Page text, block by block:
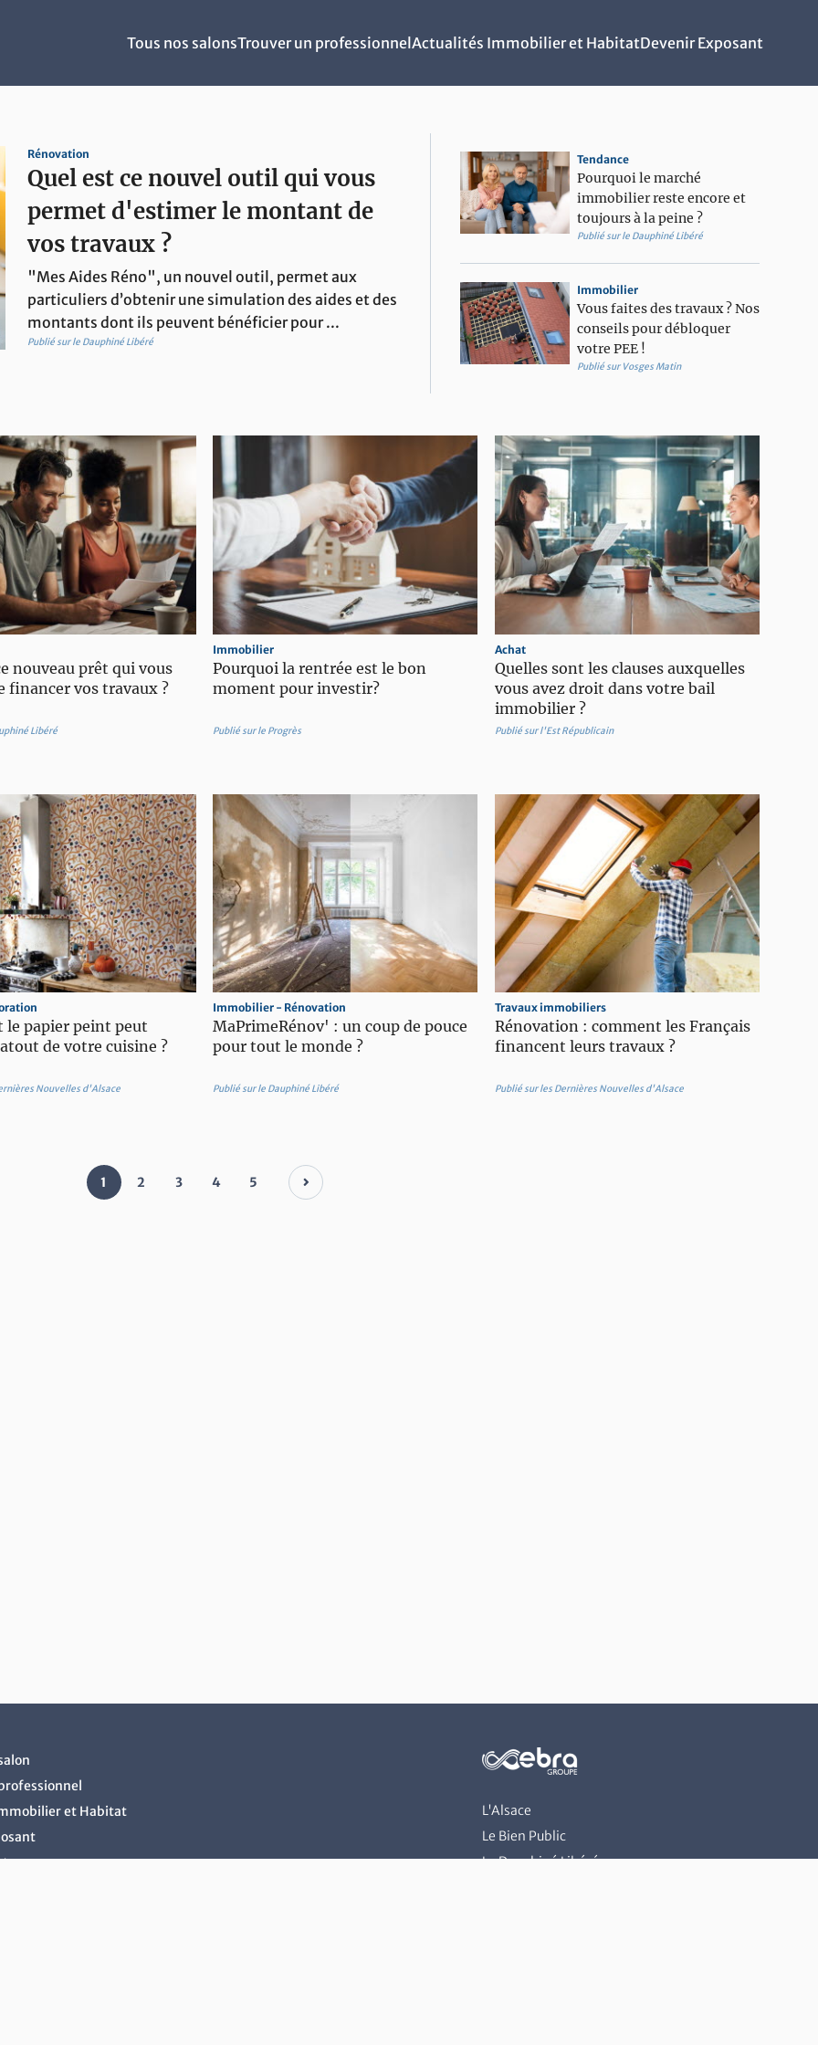
Tous nos salonsTrouver un professionnelActualités Immobilier et HabitatDevenir Exposant
Rénovation
Quel est ce nouvel outil qui vous
permet d'estimer le montant de
vos travaux ?
"Mes Aides Réno", un nouvel outil, permet aux
particuliers d’obtenir une simulation des aides et des
montants dont ils peuvent bénéficier pour ...
Publié sur le Dauphiné Libéré
Tendance
Pourquoi le marché
immobilier reste encore et
toujours à la peine ?
Publié sur le Dauphiné Libéré
Immobilier
Vous faites des travaux ? Nos
conseils pour débloquer
votre PEE !
Publié sur Vosges Matin
nouveau prêt qui vous
financer vos travaux ?
Libéré
Immobilier
Pourquoi la rentrée est le bon
moment pour investir?
Publié sur le Progrès
Achat
Quelles sont les clauses auxquelles
vous avez droit dans votre bail
immobilier ?
Publié sur l'Est Républicain
le papier peint peut
de votre cuisine ?
Nouvelles d'Alsace
Immobilier - Rénovation
MaPrimeRénov' : un coup de pouce
pour tout le monde ?
Publié sur le Dauphiné Libéré
Travaux immobiliers
Rénovation : comment les Français
financent leurs travaux ?
Publié sur les Dernières Nouvelles d'Alsace
1 2 3 4 5
et Habitat
L'Alsace
Le Bien Public
Le Dauphiné Libéré